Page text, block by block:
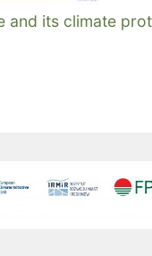
and its climate